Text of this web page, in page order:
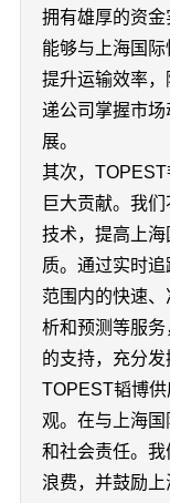
拥有雄厚的资金
能够与上海国际
提升运输效率
递公司掌握市
展。
其次，
巨大贡献。我
技术，提高上
质。通过实时
范围内的快速
析和预测等服
的支持，充分发
TOPEST韬博
观。在与上海
和社会责任。
浪费，并鼓励